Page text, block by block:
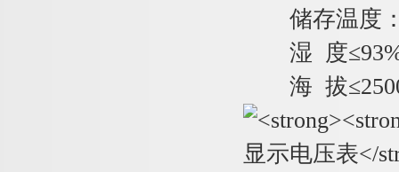
储存温度
湿 度
海 拔